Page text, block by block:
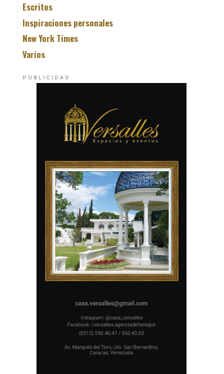
Escritos
Inspiraciones personales
New York Times
Varios
PUBLICIDAD